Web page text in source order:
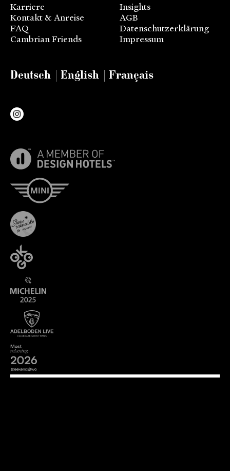
Karriere
Kontakt & Anreise
FAQ
Cambrian Friends
Insights
AGB
Datenschutzerklärung
Impressum
Deutsch English Français